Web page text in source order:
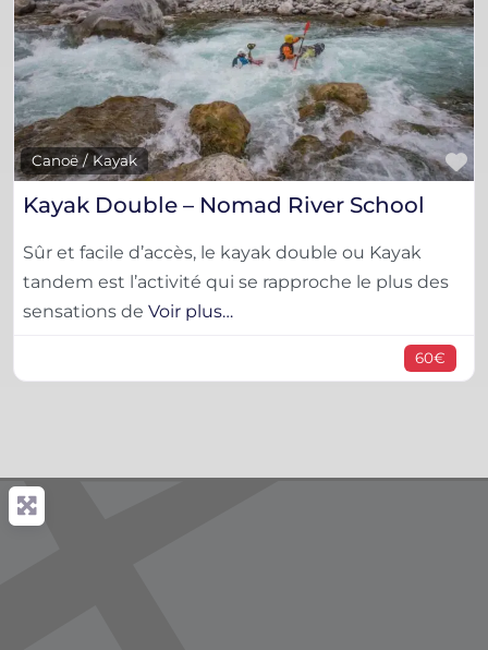
Canoë / Kayak
Kayak Double – Nomad River School
Sûr et facile d’accès, le kayak double ou Kayak
tandem est l’activité qui se rapproche le plus des
sensations de Voir plus…
60€